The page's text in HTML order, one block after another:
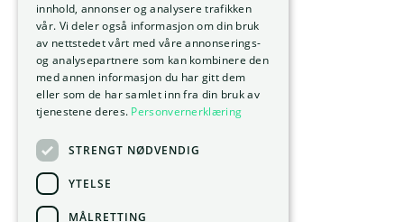
innhold, annonser og analysere trafikken
vår. Vi deler også informasjon om din bruk
av nettstedet vårt med våre annonserings-
og analysepartnere som kan kombinere den
med annen informasjon du har gitt dem
eller som de har samlet inn fra din bruk av
tjenestene deres. Personvernerklæring
STRENGT NØDVENDIG
YTELSE
MÅLRETTING